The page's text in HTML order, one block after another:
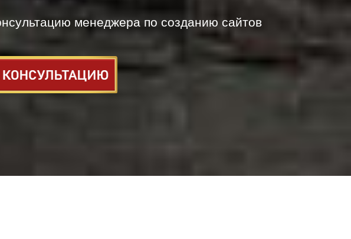
менеджера по созданию сайтов